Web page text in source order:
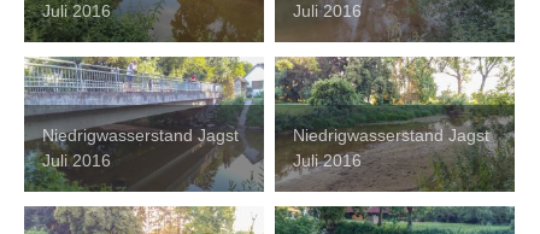
Juli 2016
Juli 2016
Niedrigwasserstand Jagst
Juli 2016
Niedrigwasserstand Jagst
Juli 2016